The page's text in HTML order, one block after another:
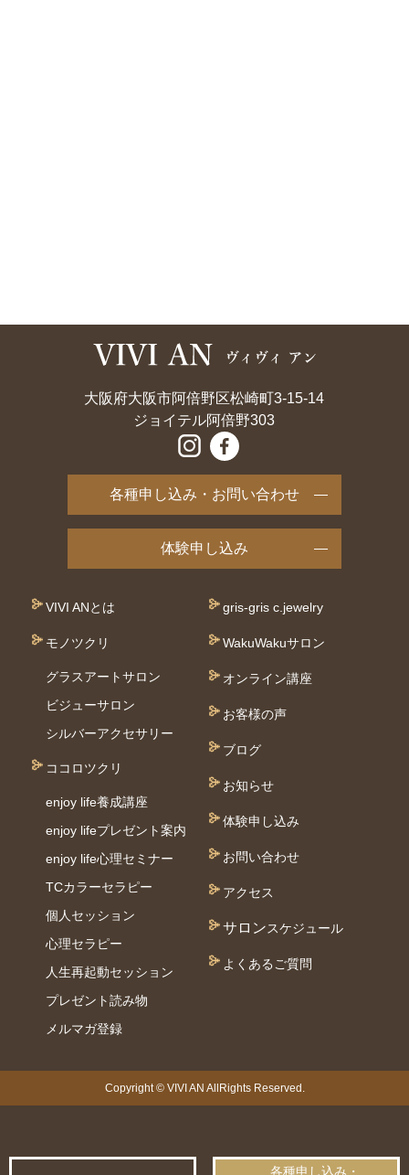
各種申し込み・
大阪府大阪市阿倍野区松崎町3-15-14
ジョイテル阿倍野303
各種申し込み・お問い合わせ
体験申し込み
VIVI ANとは
モノツクリ
グラスアートサロン
ビジューサロン
シルバーアクセサリー
ココロツクリ
enjoy life養成講座
enjoy lifeプレゼント案内
enjoy life心理セミナー
TCカラーセラピー
個⼈セッション
⼼理セラピー
人生再起動セッション
プレゼント読み物
メルマガ登録
gris-gris c.jewelry
WakuWakuサロン
オンライン講座
お客様の声
ブログ
お知らせ
体験申し込み
お問い合わせ
アクセス
サロンスケジュール
よくあるご質問
Copyright © VIVI AN AllRights Reserved.